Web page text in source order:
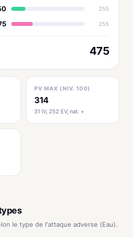
255
255
475
PV MAX (NIV. 100)
314
31 IV, 252 EV, nat. +
le type de l'attaque adverse (Eau).